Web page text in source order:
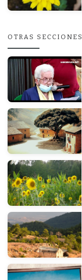
OTRAS SECCIONES